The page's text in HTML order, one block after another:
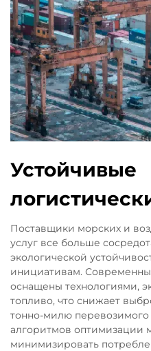
Устойчивые
Поставщики морских и
услуг все больше
экологической
инициативам.
оснащены технологиями,
топливо, что снижает
тонно-милю перевозимого
алгоритмов оптимизации
минимизировать